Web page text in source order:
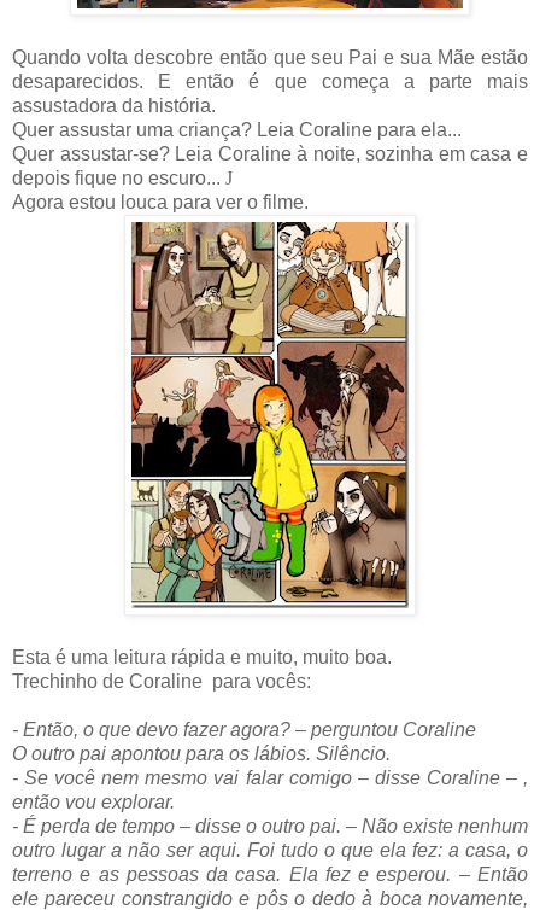
Quando volta descobre então que seu Pai e sua Mãe estão
desaparecidos. E então é que começa a parte mais
assustadora da história.
Quer assustar uma criança? Leia Coraline para ela...
Quer assustar-se? Leia Coraline à noite, sozinha em casa e
depois fique no escuro... J
Agora estou louca para ver o filme.
Esta é uma leitura rápida e muito, muito boa.
Trechinho de Coraline para vocês:
- Então, o que devo fazer agora? – perguntou Coraline
O outro pai apontou para os lábios. Silêncio.
- Se você nem mesmo vai falar comigo – disse Coraline – ,
então vou explorar.
- É perda de tempo – disse o outro pai. – Não existe nenhum
outro lugar a não ser aqui. Foi tudo o que ela fez: a casa, o
terreno e as pessoas da casa. Ela fez e esperou. – Então
ele pareceu constrangido e pôs o dedo à boca novamente,